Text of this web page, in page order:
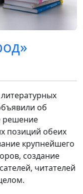
об
решение
позиций обеих
крупнейшего
создание
читателей